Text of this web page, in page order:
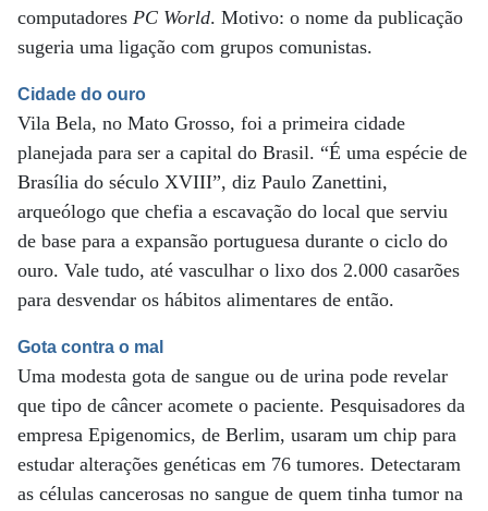
computadores PC World. Motivo: o nome da publicação
sugeria uma ligação com grupos comunistas.
Cidade do ouro
Vila Bela, no Mato Grosso, foi a primeira cidade
planejada para ser a capital do Brasil. “É uma espécie de
Brasília do século XVIII”, diz Paulo Zanettini,
arqueólogo que chefia a escavação do local que serviu
de base para a expansão portuguesa durante o ciclo do
ouro. Vale tudo, até vasculhar o lixo dos 2.000 casarões
para desvendar os hábitos alimentares de então.
Gota contra o mal
Uma modesta gota de sangue ou de urina pode revelar
que tipo de câncer acomete o paciente. Pesquisadores da
empresa Epigenomics, de Berlim, usaram um chip para
estudar alterações genéticas em 76 tumores. Detectaram
as células cancerosas no sangue de quem tinha tumor na